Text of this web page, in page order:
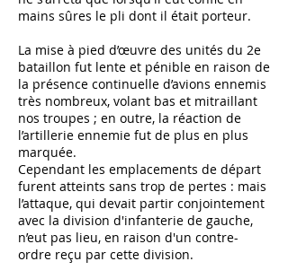
mains sûres le pli dont il était porteur.
La mise à pied d’œuvre des unités du 2e
bataillon fut lente et pénible en raison de
la présence continuelle d’avions ennemis
très nombreux, volant bas et mitraillant
nos troupes ; en outre, la réaction de
l’artillerie ennemie fut de plus en plus
marquée.
Cependant les emplacements de départ
furent atteints sans trop de pertes : mais
l’attaque, qui devait partir conjointement
avec la division d'infanterie de gauche,
n’eut pas lieu, en raison d'un contre-
ordre reçu par cette division.